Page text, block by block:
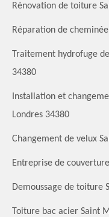
Rénovation de toiture
Réparation de
Traitement hydrofuge
34380
Installation et
Londres 34380
Changement de velux
Entreprise de
Demoussage de toiture
Toiture bac acier Saint